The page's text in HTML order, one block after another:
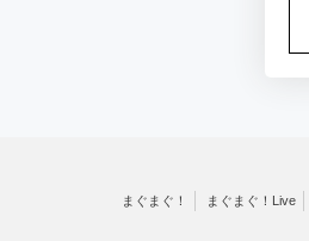
まぐまぐ！ まぐまぐ！Live